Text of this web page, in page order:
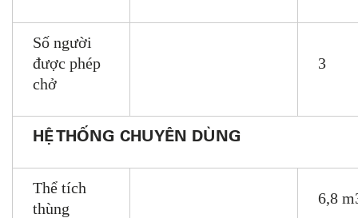
Số người
được phép
chở
3
HỆ THỐNG CHUYÊN DÙNG
Thể tích
thùng
6,8